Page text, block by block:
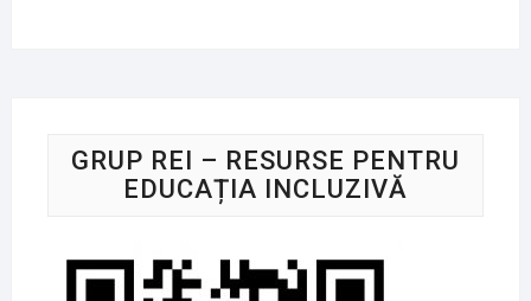
GRUP REI – RESURSE PENTRU
EDUCAȚIA INCLUZIVĂ